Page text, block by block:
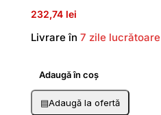
232,74 lei
Livrare în 7 zile lucrătoare
Adaugă în coș
▤Adaugă la ofertă